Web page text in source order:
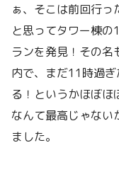
ぁ、そこは前回行っ
と思ってタワー棟
ランを発見！その名
内で、まだ11時過
る！というかほぼほ
なんて最高じゃない
ました。